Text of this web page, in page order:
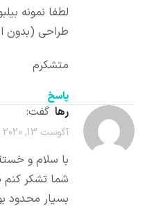
لطفا نمونه
طراحی (بدون
متشکرم
پاسخ
رها گفت:
آگوست 13, 2020 در 11:55
با سلام و
شما تشکر کنم
بسیار محدود